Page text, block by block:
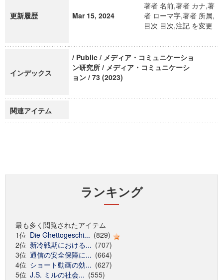
更新履歴 Mar 15, 2024
著者 名前,著者 カナ,著
者 ローマ字,著者 所属,
目次 目次,注記 を変更
インデックス
/ Public / メディア・コミュニケーショ
ン研究所 / メディア・コミュニケーシ
ョン / 73 (2023)
関連アイテム
ランキング
最も多く閲覧されたアイテム
1位 Die Ghettogeschi... (829)
2位 新冷戦期における... (707)
3位 通信の安全保障に... (664)
4位 ショート動画の効... (627)
5位 J.S. ミルの社会... (555)